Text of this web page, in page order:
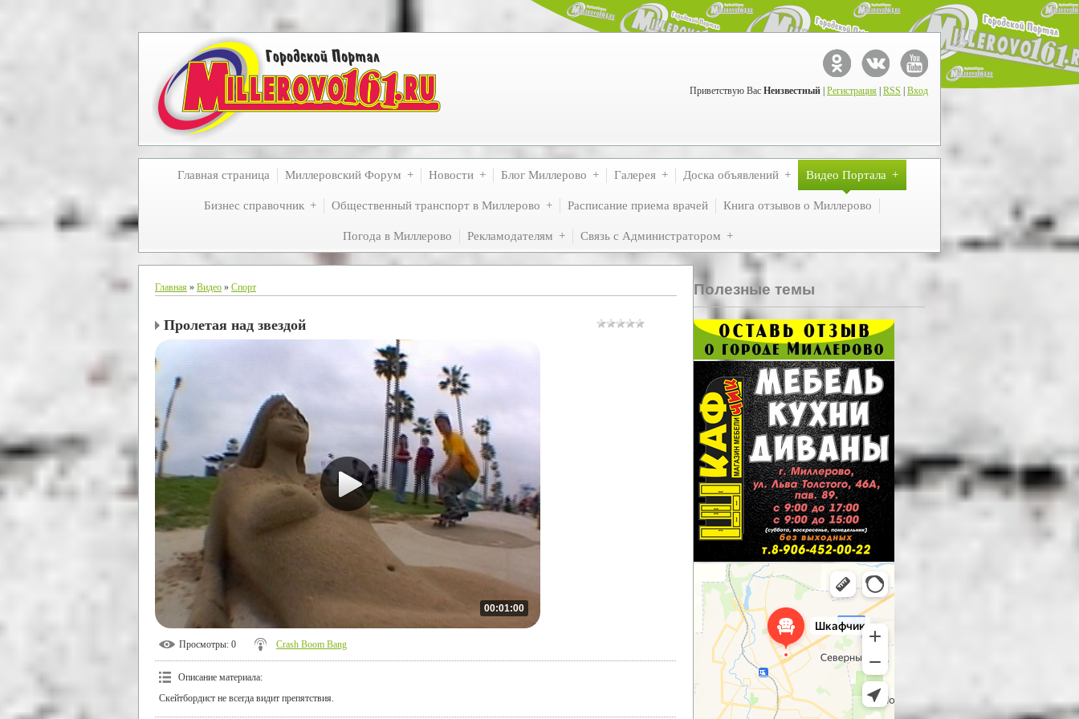
Приветствую Вас Неизвестный Регистрация RSS Вход
Главная страница Миллеровский Форум Новости Блог Миллерово Галерея Доска объявлений Видео Портала
Бизнес справочник Общественный транспорт в Миллерово Расписание приема врачей Книга отзывов о Миллерово
Погода в Миллерово Рекламодателям Связь с Администратором
Главная » Видео » Спорт
Пролетая над звездой
00:01:00
Просмотры: 0 Crash Boom Bang
Описание материала:
Скейтбордист не всегда видит препятствия.
Полезные темы